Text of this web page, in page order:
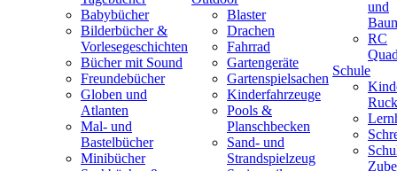
Babybücher
Bilderbücher &
Vorlesegeschichten
Bücher mit Sound
Freundebücher
Globen und
Atlanten
Mal- und
Bastelbücher
Minibücher
Blaster
Drachen
Fahrrad
Gartengeräte
Gartenspielsachen
Kinderfahrzeuge
Pools &
Planschbecken
Sand- und
Strandspielzeug
und
RC
Schule